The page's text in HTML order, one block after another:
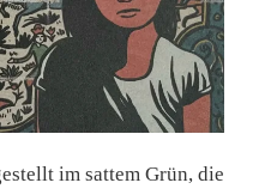
im sattem Grün, die